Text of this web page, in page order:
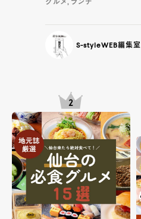
グルメ, ランチ
S-styleWEB編集室